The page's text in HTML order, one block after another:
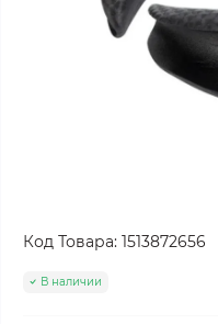
Код Товара: 1513872656
В наличии